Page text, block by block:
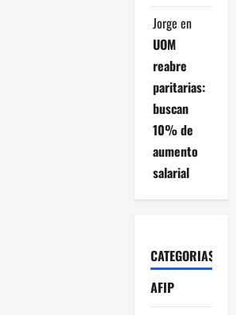
Jorge en
UOM
reabre
paritarias:
buscan
10% de
aumento
salarial
CATEGORIAS
AFIP